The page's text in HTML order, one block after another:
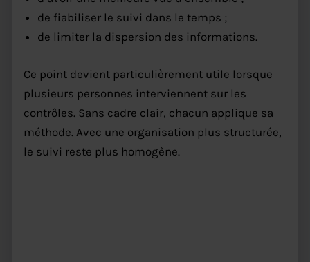
de fiabiliser le suivi dans le temps ;
de limiter la dispersion des informations.
Ce point devient particulièrement utile lorsque
plusieurs personnes interviennent sur les
contrôles. Sans cadre clair, chacun applique sa
méthode. Avec une organisation plus structurée,
le suivi reste plus homogène.